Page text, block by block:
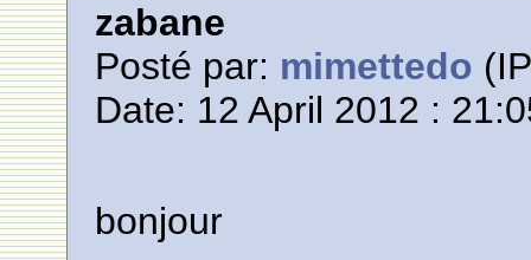
zabane
Posté par: mimettedo
Date: 12 April 2012 :
bonjour